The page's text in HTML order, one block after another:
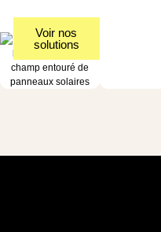
Voir nos
solutions